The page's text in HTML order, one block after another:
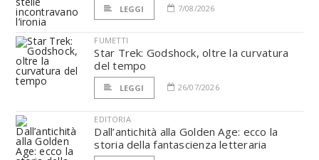
LEGGI 7/08/2026
FUMETTI
Star Trek: Godshock, oltre la curvatura
del tempo
LEGGI 26/07/2026
EDITORIA
Dall’antichità alla Golden Age: ecco la
storia della fantascienza letteraria